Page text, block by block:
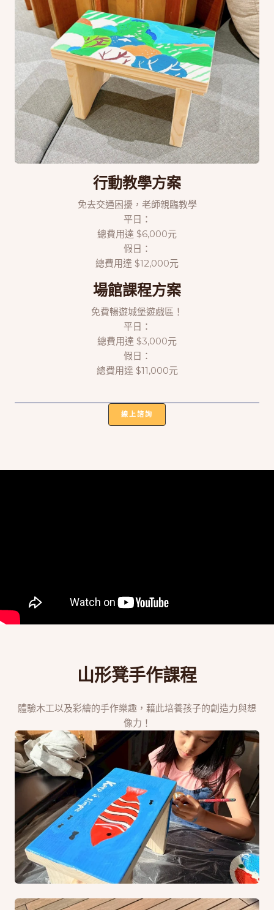
行動教學方案
免去交通困擾，老師親臨教學
平日：
總費用達 $6,000元
假日：
總費用達 $12,000元
場館課程方案
免費暢遊城堡遊戲區！
平日：
總費用達 $3,000元
假日：
總費用達 $11,000元
線上諮詢
山形凳手作課程
體驗木工以及彩繪的手作樂趣，藉此培養孩子的創造力與想
像力！